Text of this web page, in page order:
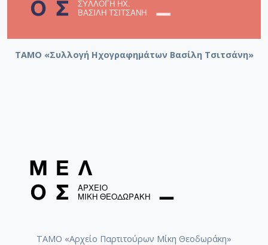
ΤΑΜΟ «Συλλογή Ηχογραφημάτων Βασίλη Τσιτσάνη»
ΤΑΜΟ «Αρχείο Παρτιτούρων Μίκη Θεοδωράκη»